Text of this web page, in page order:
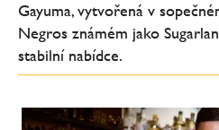
Gayuma, vytvořená v
Negros známém jako
stabilní nabídce.